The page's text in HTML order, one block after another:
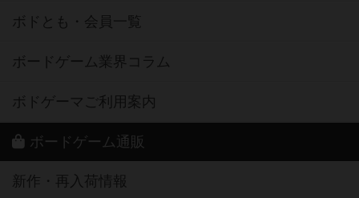
ボドとも・会員一覧
ボードゲーム業界コラム
ボドゲーマご利用案内
ボードゲーム通販
新作・再入荷情報